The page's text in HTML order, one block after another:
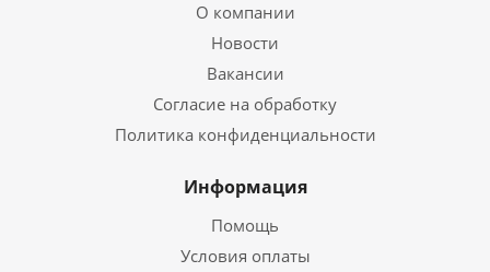
О компании
Новости
Вакансии
Согласие на обработку
Политика конфиденциальности
Информация
Помощь
Условия оплаты